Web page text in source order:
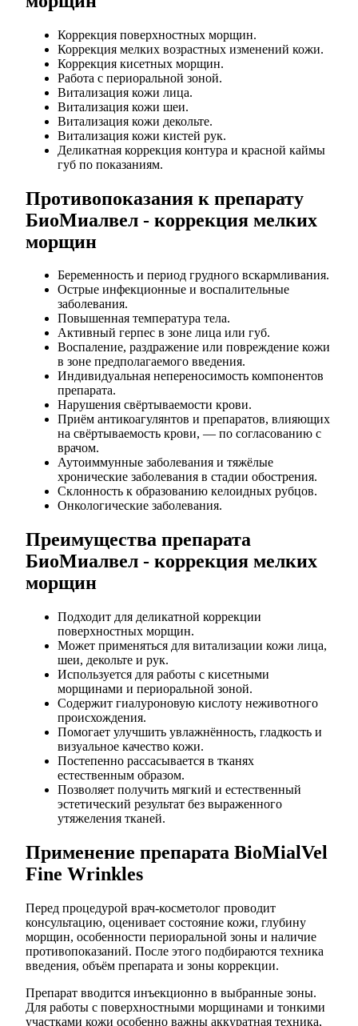
Коррекция поверхностных морщин.
Коррекция мелких возрастных изменений кожи.
Коррекция кисетных морщин.
Работа с периоральной зоной.
Витализация кожи лица.
Витализация кожи шеи.
Витализация кожи декольте.
Витализация кожи кистей рук.
Деликатная коррекция контура и красной каймы
губ по показаниям.
Противопоказания к препарату
БиоМиалвел - коррекция мелких
морщин
Беременность и период грудного вскармливания.
Острые инфекционные и воспалительные
заболевания.
Повышенная температура тела.
Активный герпес в зоне лица или губ.
Воспаление, раздражение или повреждение кожи
в зоне предполагаемого введения.
Индивидуальная непереносимость компонентов
препарата.
Нарушения свёртываемости крови.
Приём антикоагулянтов и препаратов, влияющих
на свёртываемость крови, — по согласованию с
врачом.
Аутоиммунные заболевания и тяжёлые
хронические заболевания в стадии обострения.
Склонность к образованию келоидных рубцов.
Онкологические заболевания.
Преимущества препарата
БиоМиалвел - коррекция мелких
морщин
Подходит для деликатной коррекции
поверхностных морщин.
Может применяться для витализации кожи лица,
шеи, декольте и рук.
Используется для работы с кисетными
морщинами и периоральной зоной.
Содержит гиалуроновую кислоту неживотного
происхождения.
Помогает улучшить увлажнённость, гладкость и
визуальное качество кожи.
Постепенно рассасывается в тканях
естественным образом.
Позволяет получить мягкий и естественный
эстетический результат без выраженного
утяжеления тканей.
Применение препарата BioMialVel
Fine Wrinkles
Перед процедурой врач-косметолог проводит
консультацию, оценивает состояние кожи, глубину
морщин, особенности периоральной зоны и наличие
противопоказаний. После этого подбираются техника
введения, объём препарата и зоны коррекции.
Препарат вводится инъекционно в выбранные зоны.
Для работы с поверхностными морщинами и тонкими
участками кожи особенно важны аккуратная техника,